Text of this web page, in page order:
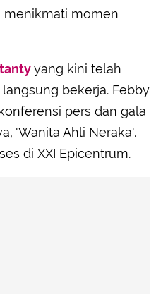
menikmati momen
yang kini telah
bekerja. Febby
pers dan gala
'Wanita Ahli Neraka'.
di XXI Epicentrum.